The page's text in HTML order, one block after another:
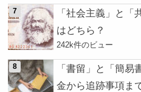
「社会主義」と「
はどちら？
242k件のビュー
「書留」と「簡
金から追跡事項ま